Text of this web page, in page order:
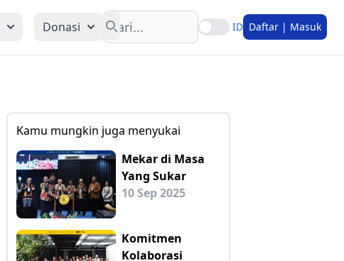
Donasi
Search
ID Daftar | Masuk
Kamu mungkin juga menyukai
Mekar di Masa
Yang Sukar
10 Sep 2025
Komitmen
Kolaborasi